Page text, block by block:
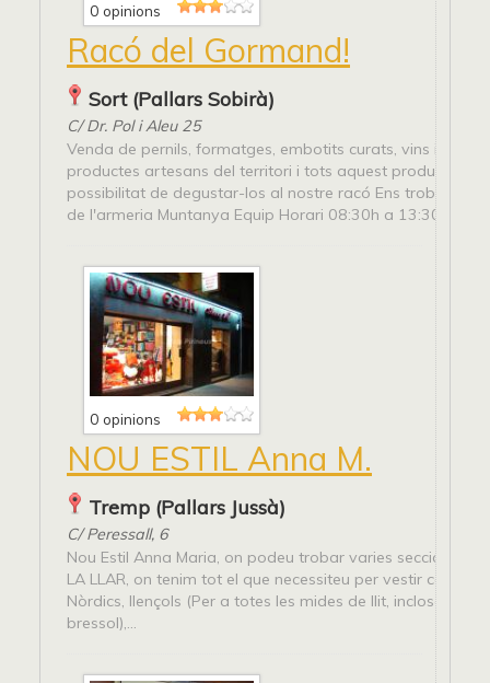
0 opinions
Racó del Gormand!
Sort (Pallars Sobirà)
C/ Dr. Pol i Aleu 25
Venda de pernils, formatges, embotits curats, vins i caves
productes artesans del territori i tots aquest productes
possibilitat de degustar-los al nostre racó Ens trobaràs a
de l'armeria Muntanya Equip Horari 08:30h a 13:30 i...
0 opinions
NOU ESTIL Anna M.
Tremp (Pallars Jussà)
C/ Peressall, 6
Nou Estil Anna Maria, on podeu trobar varies seccions: -
LA LLAR, on tenim tot el que necessiteu per vestir casa
Nòrdics, llençols (Per a totes les mides de llit, incloses les
bressol),...